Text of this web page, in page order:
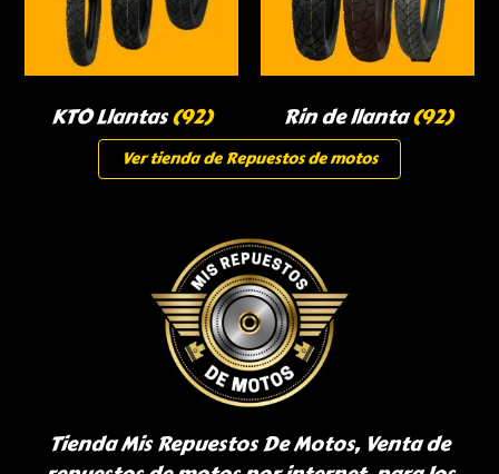
KTO Llantas(92) Rin de llanta(92)
Ver tienda de Repuestos de motos
Tienda Mis Repuestos De Motos, Venta de